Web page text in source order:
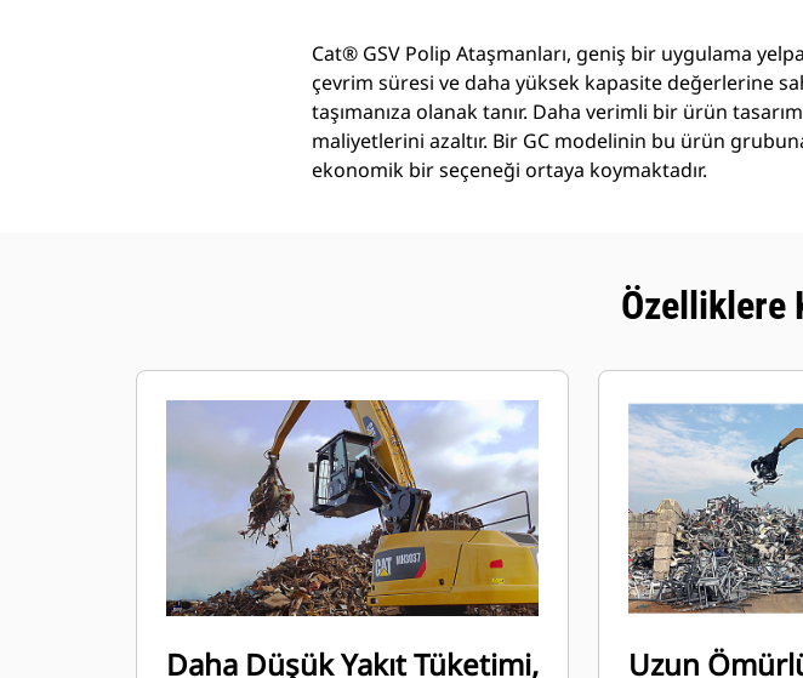
Cat® GSV Polip Ataşmanları, geniş bir uygulama
çevrim süresi ve daha yüksek kapasite değerlerine
taşımanıza olanak tanır. Daha verimli bir ürün
maliyetlerini azaltır. Bir GC modelinin bu ürün
ekonomik bir seçeneği ortaya koymaktadır.
Özelliklere
Daha Düşük Yakıt Tüketimi,
Uzun